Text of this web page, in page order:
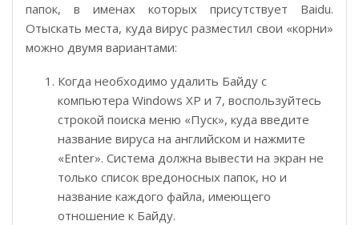
папок, в именах которых присутствует Baidu.
Отыскать места, куда вирус разместил свои «корни»
можно двумя вариантами:
Когда необходимо удалить Байду с
компьютера Windows XP и 7, воспользуйтесь
строкой поиска меню «Пуск», куда введите
название вируса на английском и нажмите
«Enter». Система должна вывести на экран не
только список вредоносных папок, но и
название каждого файла, имеющего
отношение к Байду.